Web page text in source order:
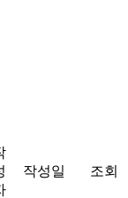
작성일 조회